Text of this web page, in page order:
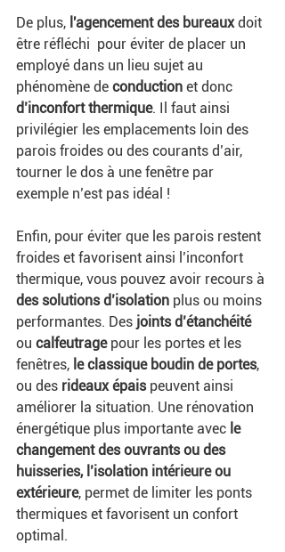
De plus, l'agencement des bureaux doit
être réfléchi  pour éviter de placer un
employé dans un lieu sujet au
phénomène de conduction et donc
d’inconfort thermique. Il faut ainsi
privilégier les emplacements loin des
parois froides ou des courants d’air,
tourner le dos à une fenêtre par
exemple n’est pas idéal !
Enfin, pour éviter que les parois restent
froides et favorisent ainsi l’inconfort
thermique, vous pouvez avoir recours à
des solutions d’isolation plus ou moins
performantes. Des joints d’étanchéité
ou calfeutrage pour les portes et les
fenêtres, le classique boudin de portes,
ou des rideaux épais peuvent ainsi
améliorer la situation. Une rénovation
énergétique plus importante avec le
changement des ouvrants ou des
huisseries, l’isolation intérieure ou
extérieure, permet de limiter les ponts
thermiques et favorisent un confort
optimal.